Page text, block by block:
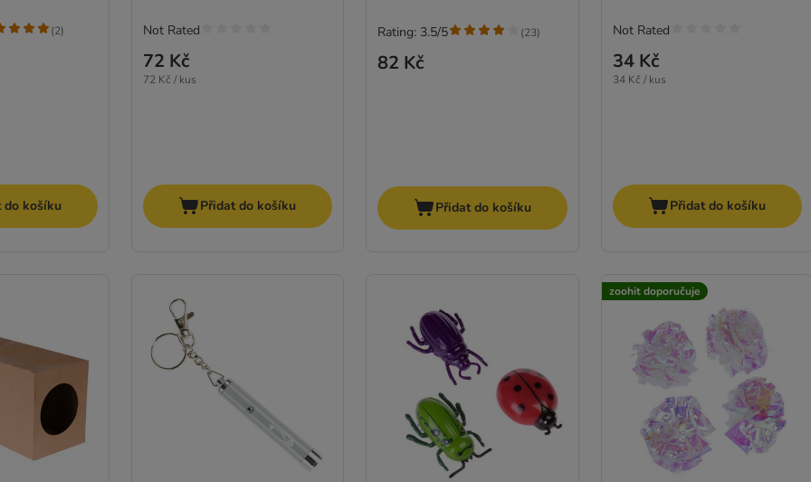
(2)
do košíku
72 Kč
72 Kč / kus
Not Rated
Přidat do košíku
82 Kč
Rating: 3.5/5 (23)
Přidat do košíku
34 Kč
34 Kč / kus
Not Rated
Přidat do košíku
zoohit doporučuje